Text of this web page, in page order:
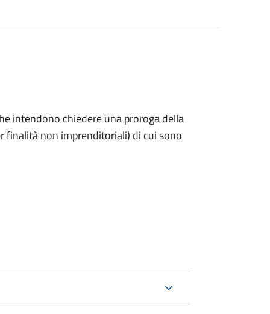
intendono chiedere una proroga della
finalità non imprenditoriali) di cui sono